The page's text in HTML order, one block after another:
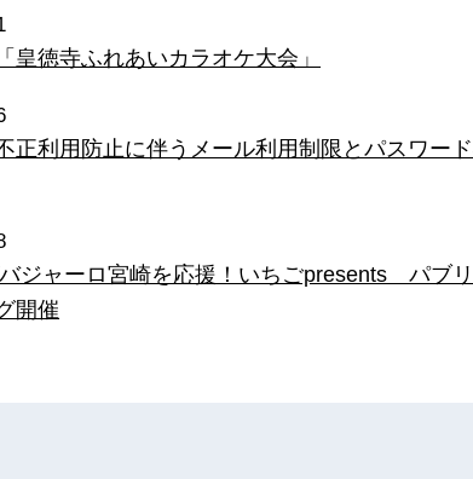
皇徳寺ふれあいカラオケ大会」
正利用防止に伴うメール利用制限とパスワー
ジャーロ宮崎を応援！いちごpresents パブ
開催